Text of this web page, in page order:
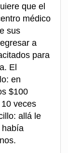
que el
médico
sus
a
para
El
en
$100
veces
allá le
había